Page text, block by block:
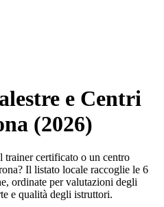
e Centri
(2026)
trainer certificato o un centro
Il listato locale raccoglie le 6
ordinate per valutazioni degli
e qualità degli istruttori.